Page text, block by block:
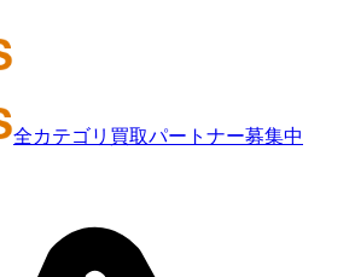
全カテゴリ 買取パートナー募集中